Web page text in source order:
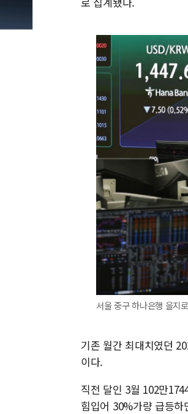
서울 중구 하나은행 을지
기존 월간 최대치였던
이다.
직전 달인 3월 102만
힘입어 30%가량 급등